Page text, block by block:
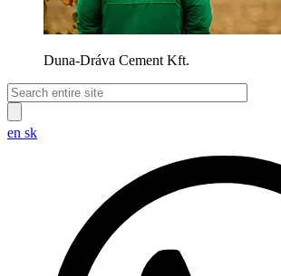
Duna-Dráva Cement Kft.
en sk